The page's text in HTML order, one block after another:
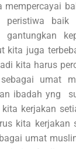
mempercayai
baik
kita juga
kita harus
umat
ibadah yng
kita kerjakan
kita
umat